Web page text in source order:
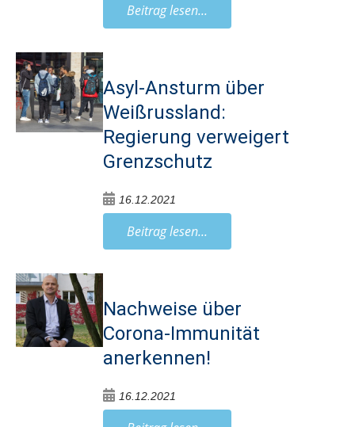
Beitrag lesen...
Asyl-Ansturm über
Weißrussland:
Regierung verweigert
Grenzschutz
16.12.2021
Beitrag lesen...
Nachweise über
Corona-Immunität
anerkennen!
16.12.2021